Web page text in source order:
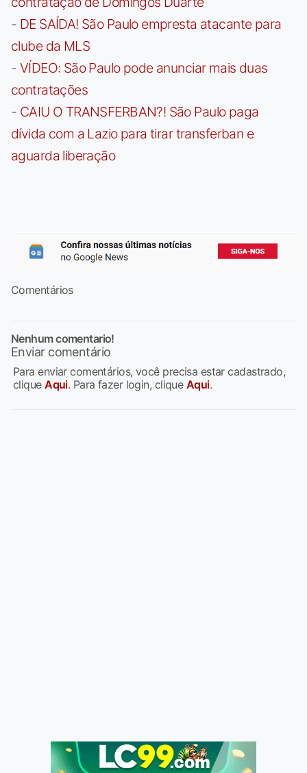
- DE SAÍDA! São Paulo empresta atacante para
clube da MLS
- VÍDEO: São Paulo pode anunciar mais duas
contratações
- CAIU O TRANSFERBAN?! São Paulo paga
dívida com a Lazio para tirar transferban e
aguarda liberação
Comentários
Nenhum comentario!
Enviar comentário
Para enviar comentários, você precisa estar cadastrado,
cliqueAqui. Para fazer login, clique Aqui.